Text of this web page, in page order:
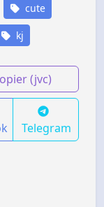
cute
kj
(jvc)
Telegram